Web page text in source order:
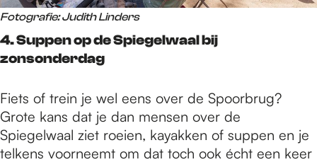
Fotografie: Judith Linders
4. Suppen op de Spiegelwaal bij
zonsonderdag
Fiets of trein je wel eens over de Spoorbrug?
Grote kans dat je dan mensen over de
Spiegelwaal ziet roeien, kayakken of suppen en je
telkens voorneemt om dat toch ook écht een keer